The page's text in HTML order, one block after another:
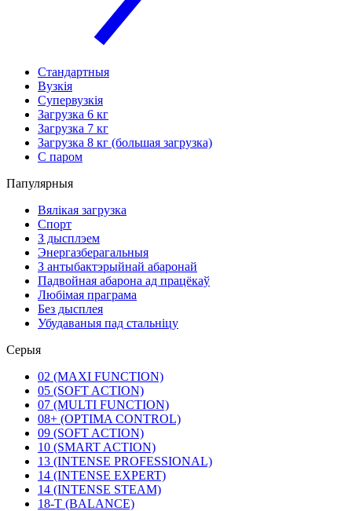
Стандартныя
Вузкія
Супервузкія
Загрузка 6 кг
Загрузка 7 кг
Загрузка 8 кг (большая загрузка)
С паром
Папулярныя
Вялікая загрузка
Спорт
З дысплэем
Энергазберагальныя
З антыбактэрыйнай абаронай
Падвойная абарона ад працёкаў
Любімая праграма
Без дысплея
Убудаваныя пад стальніцу
Серыя
02 (MAXI FUNCTION)
05 (SOFT ACTION)
07 (MULTI FUNCTION)
08+ (OPTIMA CONTROL)
09 (SOFT ACTION)
10 (SMART ACTION)
13 (INTENSE PROFESSIONAL)
14 (INTENSE EXPERT)
14 (INTENSE STEAM)
18-T (BALANCE)